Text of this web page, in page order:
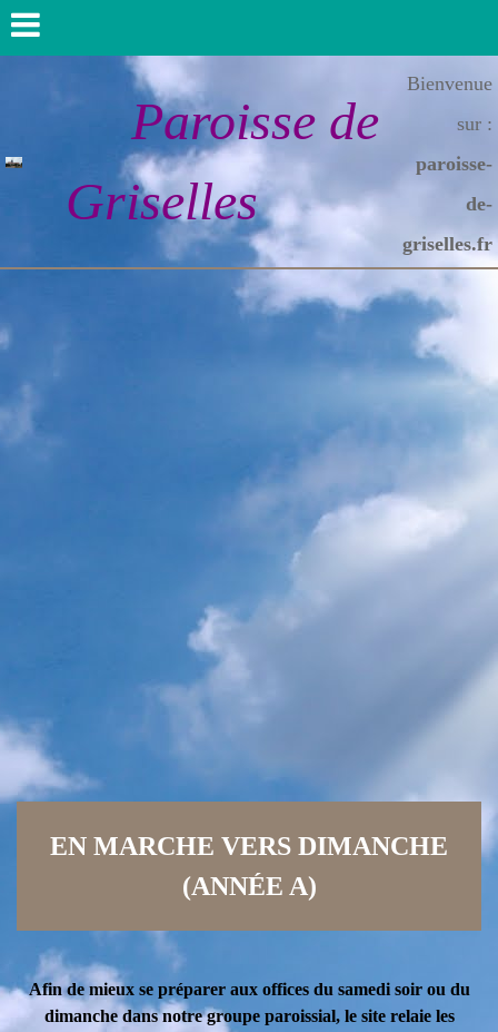
Paroisse de
Griselles
Bienvenue
sur :
paroisse-
de-
griselles.fr
EN MARCHE VERS DIMANCHE
(ANNÉE A)
Afin de mieux se préparer aux offices du samedi soir ou du
dimanche dans notre groupe paroissial, le site relaie les